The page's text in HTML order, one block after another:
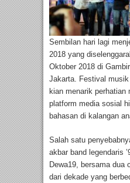
Sembilan hari lagi
2018 yang
Oktober 2018 di
Jakarta. Festival
kian menarik perhatian
platform media sosial
bahasan di kalangan
Salah satu
akbar band legendaris
Dewa19, bersama dua
dari dekade yang